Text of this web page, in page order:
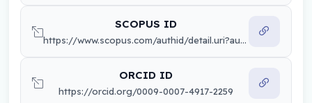
SCOPUS ID
https://www.scopus.com/authid/detail.uri?authorId=fatimah.shanan
ORCID ID
https://orcid.org/0009-0007-4917-2259